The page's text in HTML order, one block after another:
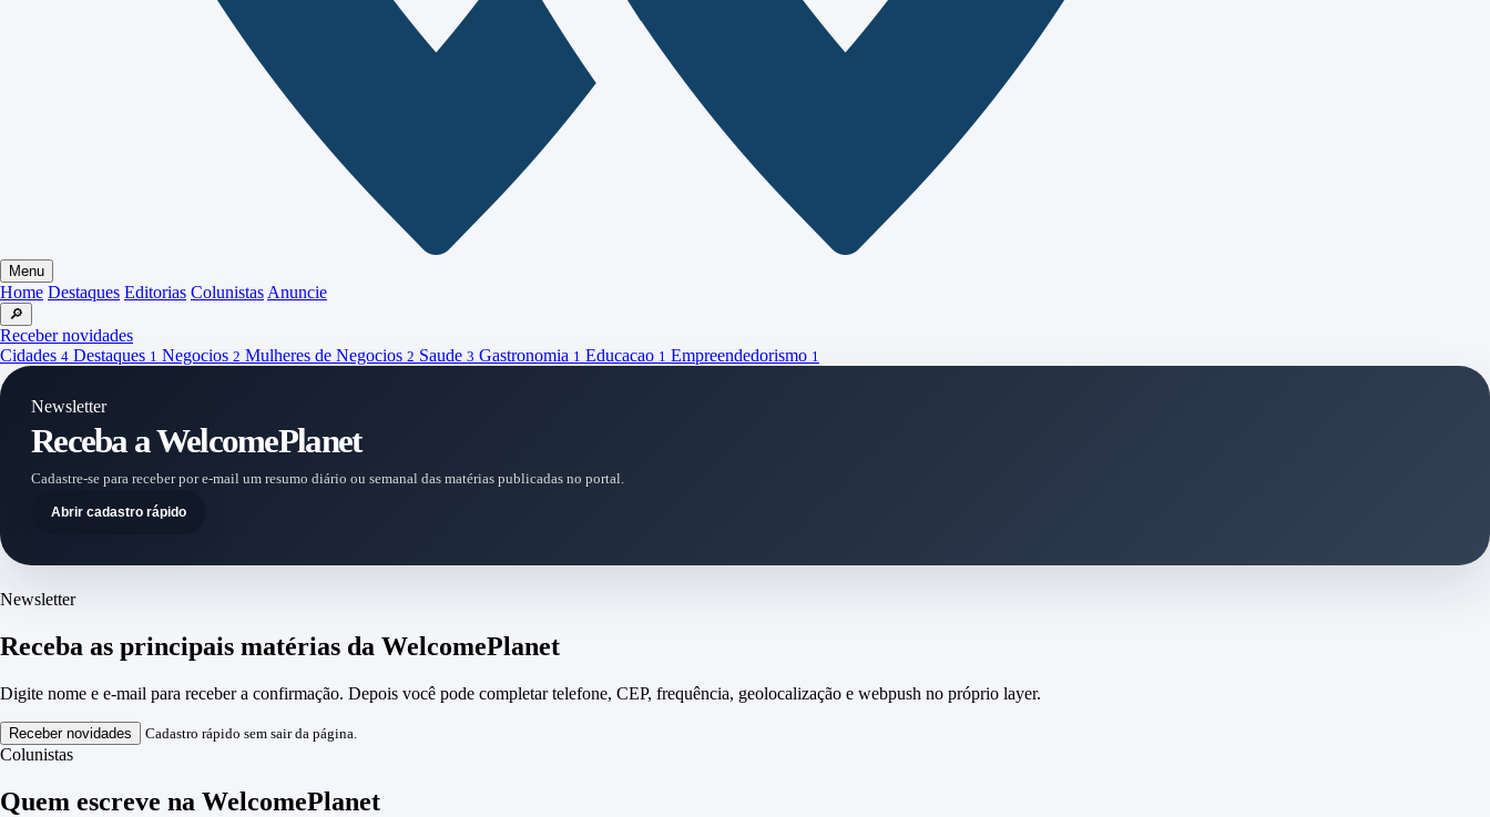
Menu
Home Destaques Editorias Colunistas Anuncie
🔎
Receber novidades
Cidades 4 Destaques 1 Negocios 2 Mulheres de Negocios 2 Saude 3 Gastronomia 1 Educacao 1 Empreendedorismo 1
Newsletter
Receba a WelcomePlanet
Cadastre-se para receber por e-mail um resumo diário ou semanal das matérias publicadas no portal.
Abrir cadastro rápido
Newsletter
Receba as principais matérias da WelcomePlanet
Digite nome e e-mail para receber a confirmação. Depois você pode completar telefone, CEP, frequência, geolocalização e webpush no próprio layer.
Receber novidades Cadastro rápido sem sair da página.
Colunistas
Quem escreve na WelcomePlanet